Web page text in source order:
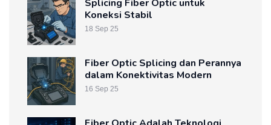
Splicing Fiber Optic untuk
Koneksi Stabil
18 Sep 25
Fiber Optic Splicing dan Perannya
dalam Konektivitas Modern
16 Sep 25